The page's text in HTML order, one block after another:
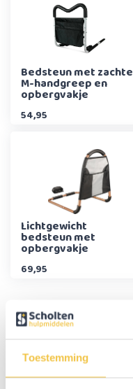
Toestemming
Bedsteun met zachte
M-handgreep en
opbergvakje
54,95
Lichtgewicht
bedsteun met
opbergvakje
69,95